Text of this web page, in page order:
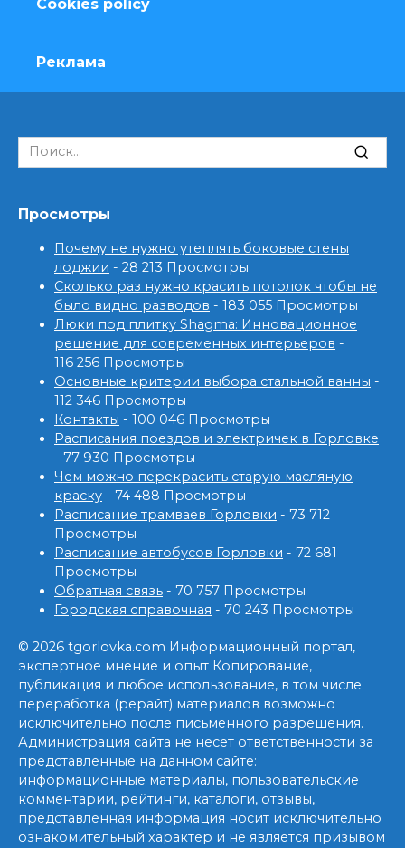
Cookies policy
Реклама
Search
for:
Просмотры
Почему не нужно утеплять боковые стены
лоджии - 28 213 Просмотры
Сколько раз нужно красить потолок чтобы не
было видно разводов - 183 055 Просмотры
Люки под плитку Shagma: Инновационное
решение для современных интерьеров -
116 256 Просмотры
Основные критерии выбора стальной ванны -
112 346 Просмотры
Контакты - 100 046 Просмотры
Расписания поездов и электричек в Горловке
- 77 930 Просмотры
Чем можно перекрасить старую масляную
краску - 74 488 Просмотры
Расписание трамваев Горловки - 73 712
Просмотры
Расписание автобусов Горловки - 72 681
Просмотры
Обратная связь - 70 757 Просмотры
Городская справочная - 70 243 Просмотры
© 2026 tgorlovka.com Информационный портал,
экспертное мнение и опыт Копирование,
публикация и любое использование, в том числе
переработка (рерайт) материалов возможно
исключительно после письменного разрешения.
Администрация сайта не несет ответственности за
представленные на данном сайте:
информационные материалы, пользовательские
комментарии, рейтинги, каталоги, отзывы,
представленная информация носит исключительно
ознакомительный характер и не является призывом